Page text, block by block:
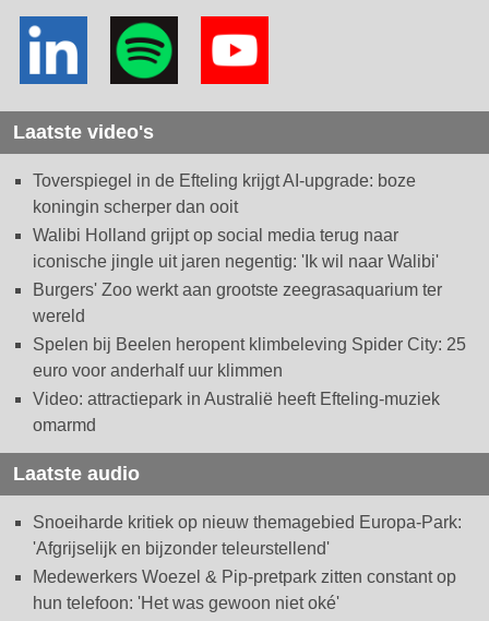
Laatste video's
Toverspiegel in de Efteling krijgt AI-upgrade: boze
koningin scherper dan ooit
Walibi Holland grijpt op social media terug naar
iconische jingle uit jaren negentig: 'Ik wil naar Walibi'
Burgers' Zoo werkt aan grootste zeegrasaquarium ter
wereld
Spelen bij Beelen heropent klimbeleving Spider City: 25
euro voor anderhalf uur klimmen
Video: attractiepark in Australië heeft Efteling-muziek
omarmd
Laatste audio
Snoeiharde kritiek op nieuw themagebied Europa-Park:
'Afgrijselijk en bijzonder teleurstellend'
Medewerkers Woezel & Pip-pretpark zitten constant op
hun telefoon: 'Het was gewoon niet oké'